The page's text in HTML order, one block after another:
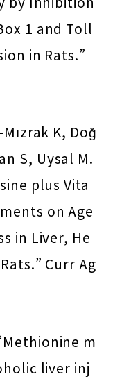
1 and Toll
in Rats.”
K, Doğ
S, Uysal M.
plus Vita
on Age
in Liver, He
Curr Ag
m
liver inj